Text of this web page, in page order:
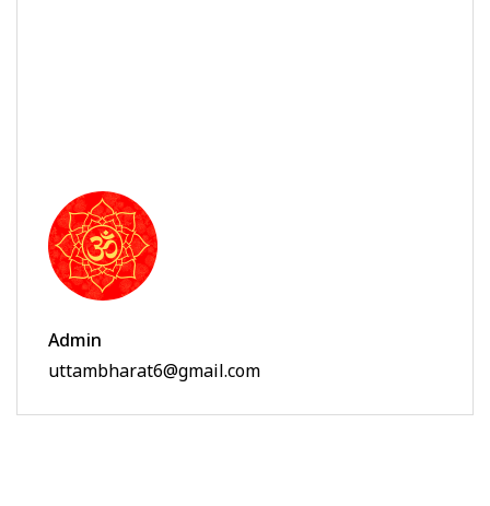
Admin
uttambharat6@gmail.com